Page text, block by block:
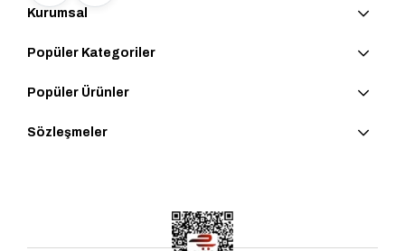
Kurumsal
Popüler Kategoriler
Popüler Ürünler
Sözleşmeler